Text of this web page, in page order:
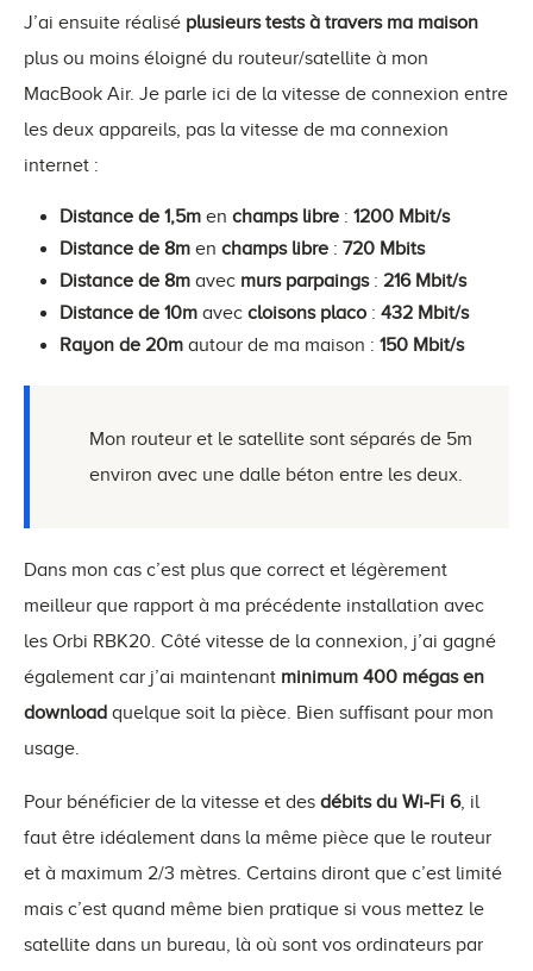
J’ai ensuite réalisé plusieurs tests à travers ma maison
plus ou moins éloigné du routeur/satellite à mon
MacBook Air. Je parle ici de la vitesse de connexion entre
les deux appareils, pas la vitesse de ma connexion
internet :
Distance de 1,5m en champs libre : 1200 Mbit/s
Distance de 8m en champs libre : 720 Mbits
Distance de 8m avec murs parpaings: 216 Mbit/s
Distance de 10m avec cloisons placo : 432 Mbit/s
Rayon de 20m autour de ma maison : 150 Mbit/s
Mon routeur et le satellite sont séparés de 5m
environ avec une dalle béton entre les deux.
Dans mon cas c’est plus que correct et légèrement
meilleur que rapport à ma précédente installation avec
les Orbi RBK20. Côté vitesse de la connexion, j’ai gagné
également car j’ai maintenant minimum 400 mégas en
download quelque soit la pièce. Bien suffisant pour mon
usage.
Pour bénéficier de la vitesse et des débits du Wi-Fi 6, il
faut être idéalement dans la même pièce que le routeur
et à maximum 2/3 mètres. Certains diront que c’est limité
mais c’est quand même bien pratique si vous mettez le
satellite dans un bureau, là où sont vos ordinateurs par